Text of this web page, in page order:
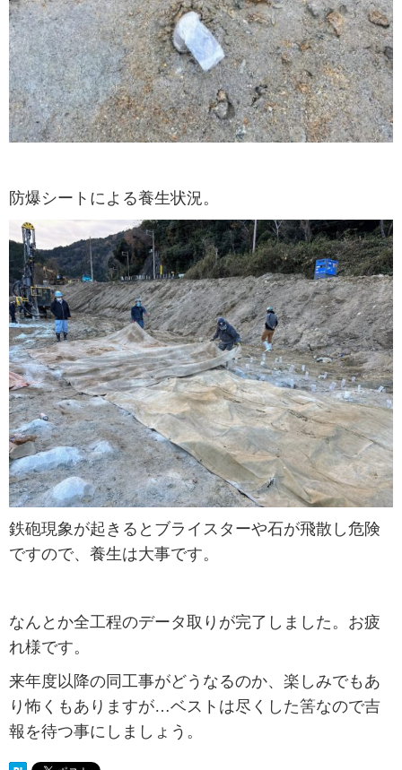
防爆シートによる養生状況。
鉄砲現象が起きるとブライスターや石が飛散し危険
ですので、養生は大事です。
なんとか全工程のデータ取りが完了しました。お疲
れ様です。
来年度以降の同工事がどうなるのか、楽しみでもあ
り怖くもありますが…ベストは尽くした筈なので吉
報を待つ事にしましょう。